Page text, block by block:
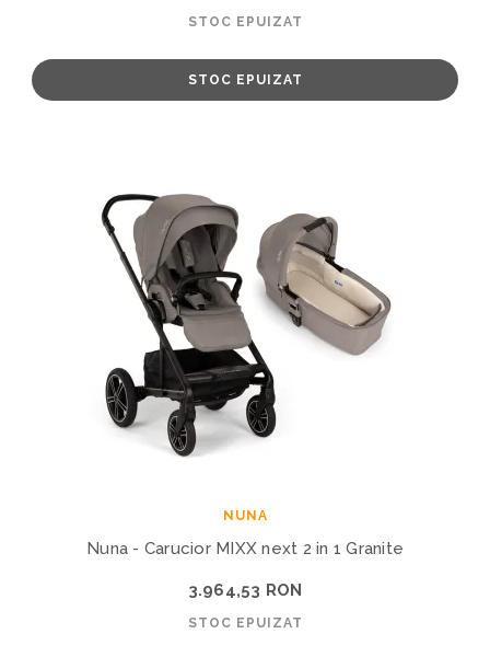
STOC EPUIZAT
STOC EPUIZAT
NUNA
Nuna - Carucior MIXX next 2 in 1 Granite
3.964,53 RON
STOC EPUIZAT